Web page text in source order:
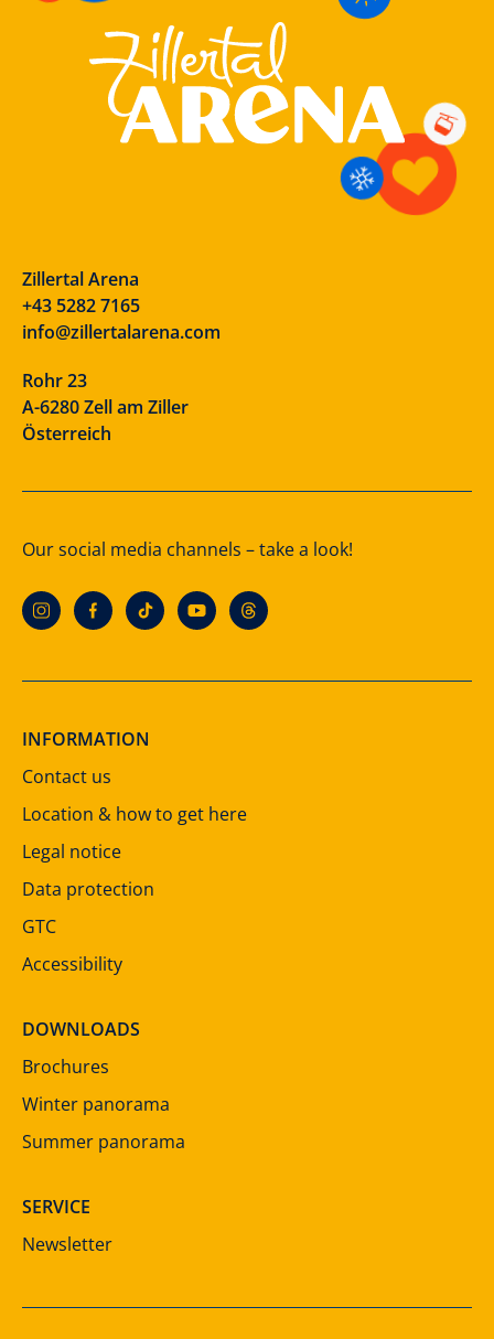
Zillertal Arena
+43 5282 7165
info@zillertalarena.com
Rohr 23
A-6280 Zell am Ziller
Österreich
Our social media channels – take a look!
INFORMATION
Contact us
Location & how to get here
Legal notice
Data protection
GTC
Accessibility
DOWNLOADS
Brochures
Winter panorama
Summer panorama
SERVICE
Newsletter